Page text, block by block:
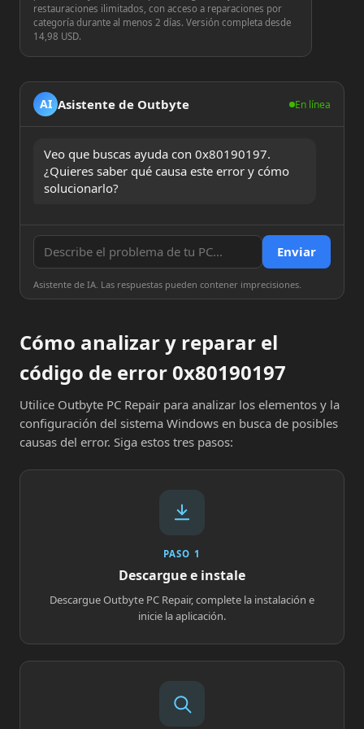
restauraciones ilimitados, con acceso a reparaciones por
categoría durante al menos 2 días. Versión completa desde
14,98 USD.
AI Asistente de Outbyte En línea
Veo que buscas ayuda con 0x80190197.
¿Quieres saber qué causa este error y cómo
solucionarlo?
Enviar
Asistente de IA. Las respuestas pueden contener imprecisiones.
Cómo analizar y reparar el
código de error 0x80190197
Utilice Outbyte PC Repair para analizar los elementos y la
configuración del sistema Windows en busca de posibles
causas del error. Siga estos tres pasos:
PASO 1
Descargue e instale
Descargue Outbyte PC Repair, complete la instalación e
inicie la aplicación.